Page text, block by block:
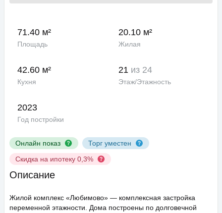
Онлайн показ
Торг уместен
Скидка на ипотеку 0,3%
71.40 м²
Площадь
20.10 м²
Жилая
42.60 м²
Кухня
21 из 24
Этаж/Этажность
2023
Год постройки
Описание
Жилой комплекс «Любимово» — комплексная застройка
переменной этажности. Дома построены по долговечной